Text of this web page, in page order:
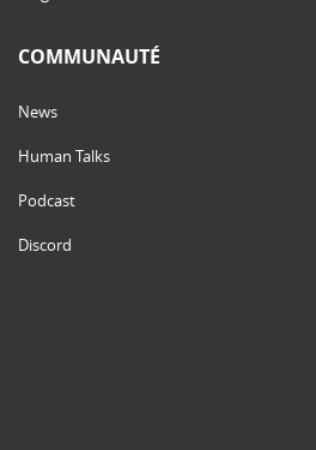
COMMUNAUTÉ
News
Human Talks
Podcast
Discord